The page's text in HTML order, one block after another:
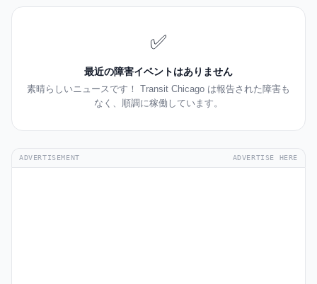
✅
最近の障害イベントはありません
素晴らしいニュースです！ Transit Chicago は報告された障害も
なく、順調に稼働しています。
ADVERTISEMENT ADVERTISE HERE